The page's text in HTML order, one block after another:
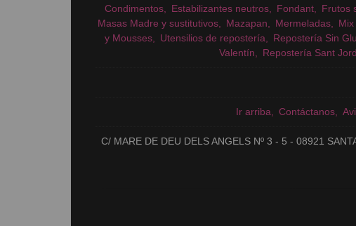
Condimentos
Estabilizantes neutros Fondant Frutos
Masas Madre y sustitutivos
Mazapan Mermeladas
y Mousses
Utensilios de repostería Repostería Sin
Valentín
Repostería Sant
Ir arriba Contáctanos
C/ MARE DE DEU DELS ANGELS Nº 3 - 5 - 08921